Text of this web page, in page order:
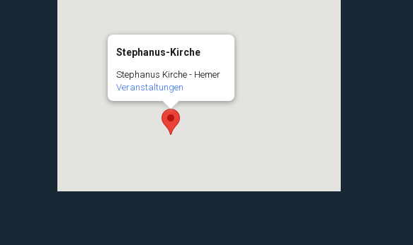
Stephanus-Kirche
Stephanus Kirche - Hemer
Veranstaltungen